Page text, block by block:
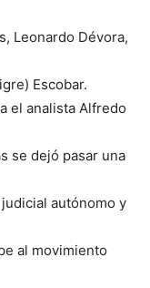
Leonardo Dévora,
Escobar.
el analista Alfredo
se dejó pasar una
autónomo y
al movimiento